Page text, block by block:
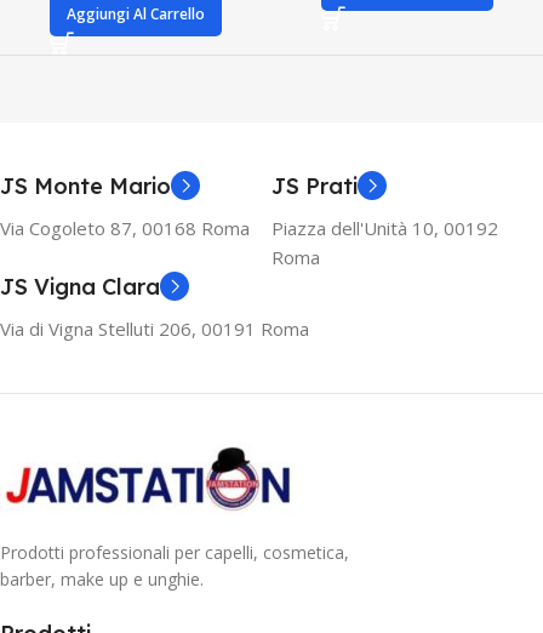
Aggiungi Al Carrello
JS Monte Mario
Via Cogoleto 87, 00168 Roma
JS Prati
Piazza dell'Unità 10, 00192
Roma
JS Vigna Clara
Via di Vigna Stelluti 206, 00191 Roma
Prodotti professionali per capelli, cosmetica,
barber, make up e unghie.